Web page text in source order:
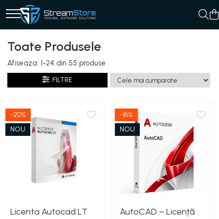
Toate Produsele
Afiseaza: 1-24 din 55 produse
FILTRE
-20%
NOU
Licenta Autocad LT
-16%
NOU
AutoCAD – Licență